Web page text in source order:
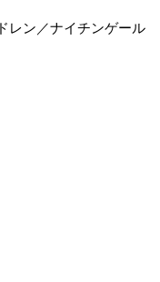
ン／ナイチンゲール